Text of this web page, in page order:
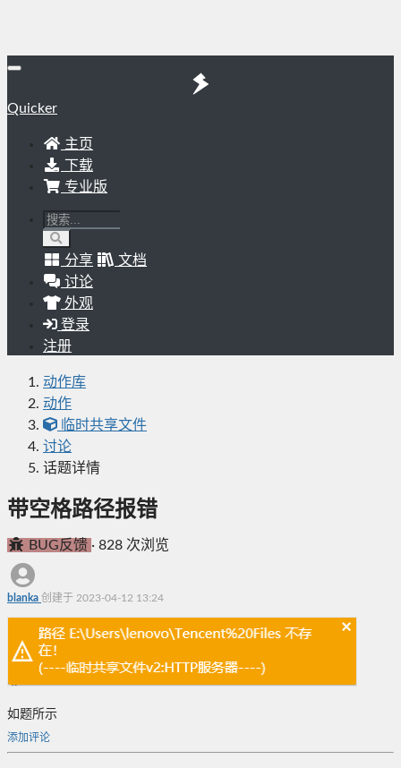
Quicker
主页
下载
专业版
分享
文档
讨论
外观
登录
注册
动作库
动作
临时共享文件
讨论
话题详情
带空格路径报错
BUG反馈 · 828 次浏览
blanka 创建于 2023-04-12 13:24
如题所示
添加评论